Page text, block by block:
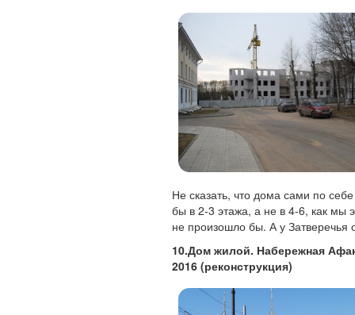
Не сказать, что дома сами по
бы в 2-3 этажа, а не в 4-6, как мы
не произошло бы. А у Затверечья
10.Дом жилой. Набережная
2016 (реконструкция)